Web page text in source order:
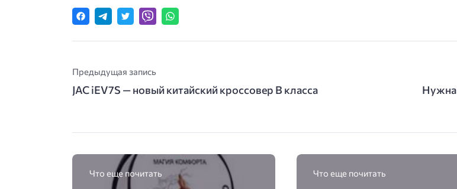
Предыдущая запись
JAC iEV7S — новый китайский кроссовер B класса
Нужна
Что еще почитать Что еще почитать